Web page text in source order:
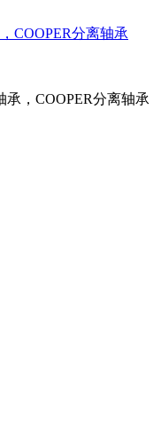
承，COOPER分离轴承